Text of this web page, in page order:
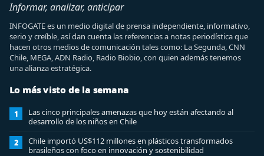
Informar, analizar, anticipar
INFOGATE es un medio digital de prensa independiente, informativo,
serio y creíble, así dan cuenta las referencias a notas periodística que
hacen otros medios de comunicación tales como: La Segunda, CNN
Chile, MEGA, ADN Radio, Radio Biobio, con quien además tenemos
una alianza estratégica.
Lo más visto de la semana
1
Las cinco principales amenazas que hoy están afectando al
desarrollo de los niños en Chile
2
Chile importó US$112 millones en plásticos transformados
brasileños con foco en innovación y sostenibilidad